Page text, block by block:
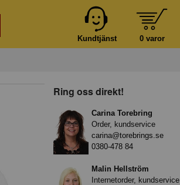
0 varor
Kundtjänst
Ring oss direkt!
Carina Torebring
Order, kundservice
carina@torebrings.se
0380-478 84
Malin Hellström
Internetorder, kundservice